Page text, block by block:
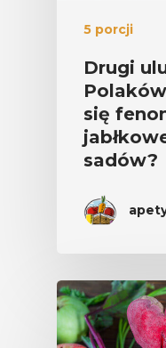
5 porcji
Drugi
się
sadów?